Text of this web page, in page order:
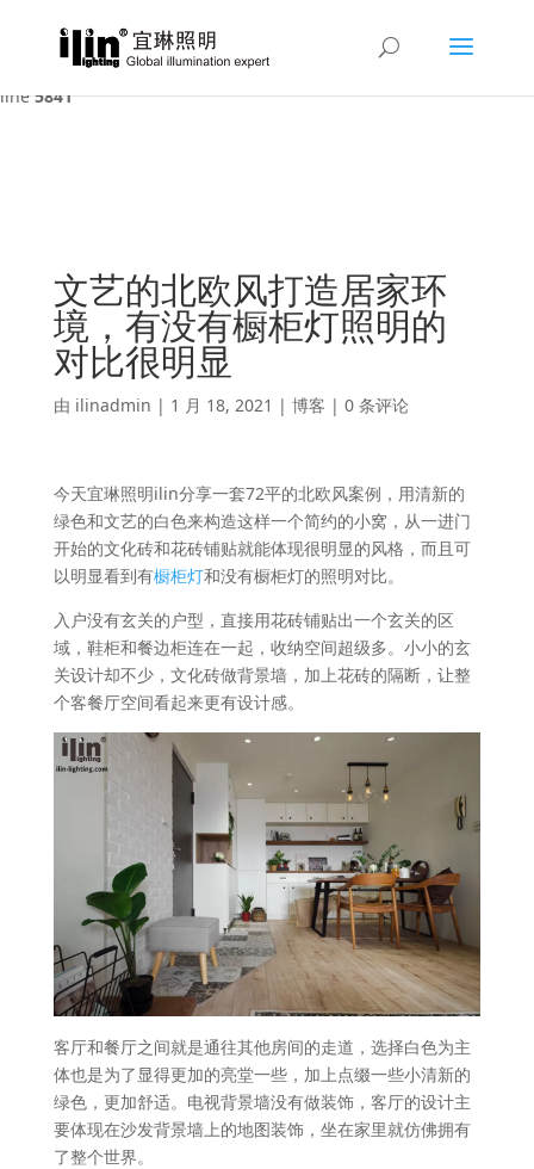
Warning : A non-numeric value encountered in
/var/www/html/ilin/wp-content/themes/Divi/functions.php
line5841
文艺的北欧风打造居家环
境，有没有橱柜灯照明的
对比很明显
由 ilinadmin | 1 月 18, 2021 | 博客 | 0 条评论
今天宜琳照明ilin分享一套72平的北欧风案例，用清新的
绿色和文艺的白色来构造这样一个简约的小窝，从一进门
开始的文化砖和花砖铺贴就能体现很明显的风格，而且可
以明显看到有橱柜灯和没有橱柜灯的照明对比。
入户没有玄关的户型，直接用花砖铺贴出一个玄关的区
域，鞋柜和餐边柜连在一起，收纳空间超级多。小小的玄
关设计却不少，文化砖做背景墙，加上花砖的隔断，让整
个客餐厅空间看起来更有设计感。
客厅和餐厅之间就是通往其他房间的走道，选择白色为主
体也是为了显得更加的亮堂一些，加上点缀一些小清新的
绿色，更加舒适。电视背景墙没有做装饰，客厅的设计主
要体现在沙发背景墙上的地图装饰，坐在家里就仿佛拥有
了整个世界。